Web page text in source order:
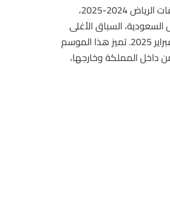
مع انتهاء حفل السباق 101، يكون قد أسدل الستار على موسم سباقات الرياض 2024-2025،
السباق الأغلى
في العالم بجوائزه المالية التي تبلغ 38 مليون دولار، والذي أُقيم في فبراير 2025. تميز هذا الموسم
داخل المملكة وخارجها،